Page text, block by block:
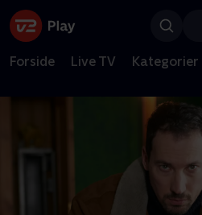
Forside Live TV Kategorier